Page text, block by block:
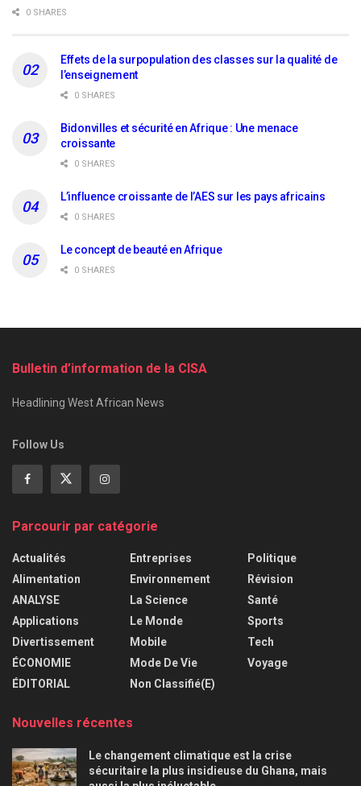
0 SHARES
Effets de la surpopulation des classes sur la qualité de
l’enseignement
0 SHARES
Bidonvilles et sécurité en Afrique : Une menace
croissante
0 SHARES
L’influence croissante de l’AES sur les pays africains
0 SHARES
Le concept de beauté en Afrique
0 SHARES
Bulletin d’information de la CISA
Headlining West African News
Follow Us
Parcourir par catégorie
Actualités
Alimentation
ANALYSE
Applications
Divertissement
ÉCONOMIE
ÉDITORIAL
Entreprises
Environnement
La Science
Le Monde
Mobile
Mode De Vie
Non Classifié(e)
Politique
Révision
Santé
Sports
Tech
Voyage
Nouvelles récentes
Le changement climatique est la crise
sécuritaire la plus insidieuse du Ghana, mais